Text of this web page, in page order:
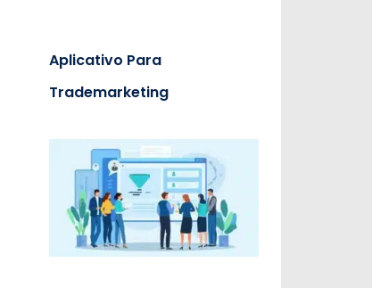
Aplicativo Para
Trademarketing